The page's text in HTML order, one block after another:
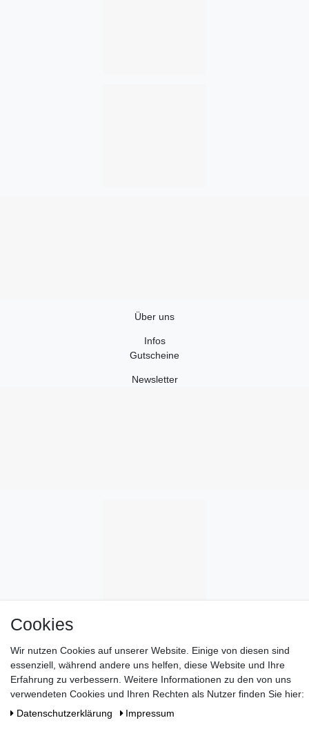
Über uns
Infos
Gutscheine
Newsletter
Cookies
Wir nutzen Cookies auf unserer Website. Einige von diesen sind
essenziell, während andere uns helfen, diese Website und Ihre
Erfahrung zu verbessern. Weitere Informationen zu den von uns
verwendeten Cookies und Ihren Rechten als Nutzer finden Sie hier:
Daten­schutz­erklärung
Impressum